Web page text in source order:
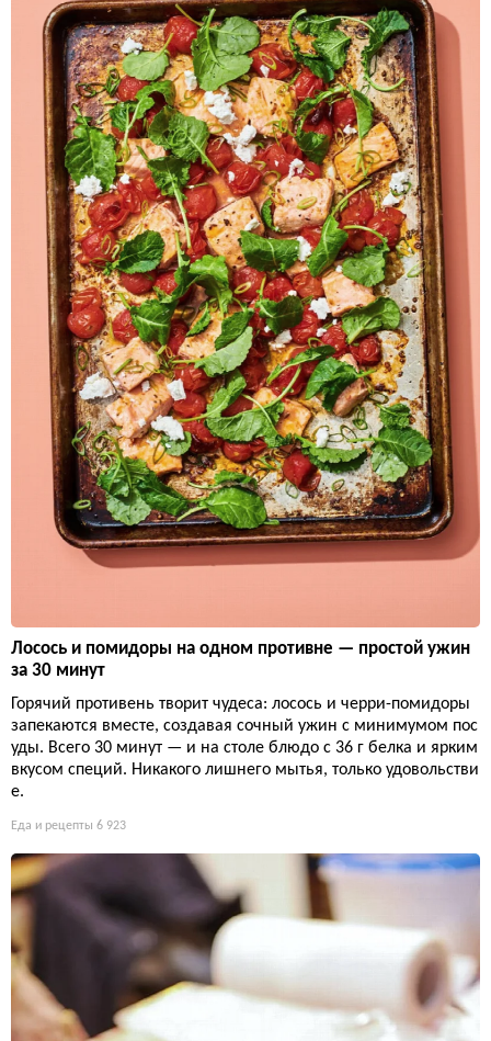
Лосось и помидоры на одном противне — простой ужин
за 30 минут
Горячий противень творит чудеса: лосось и черри-помидоры
запекаются вместе, создавая сочный ужин с минимумом пос
уды. Всего 30 минут — и на столе блюдо с 36 г белка и ярким
вкусом специй. Никакого лишнего мытья, только удовольстви
е.
Еда и рецепты 6 923